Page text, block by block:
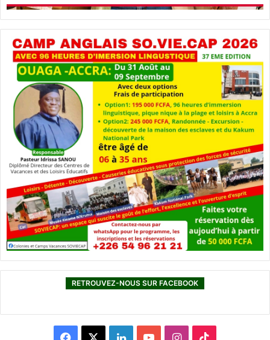
RETROUVEZ-NOUS SUR FACEBOOK
L
I